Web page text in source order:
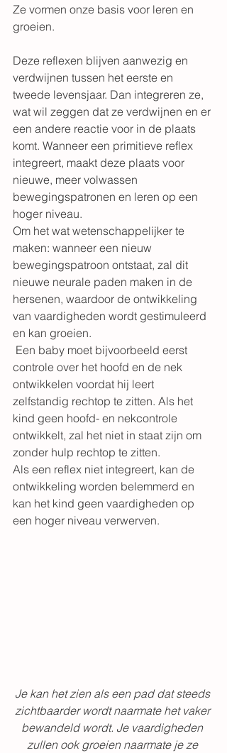
Ze vormen onze basis voor leren en
groeien.
Deze reflexen blijven aanwezig en
verdwijnen tussen het eerste en
tweede levensjaar. Dan integreren ze,
wat wil zeggen dat ze verdwijnen en er
een andere reactie voor in de plaats
komt. Wanneer een primitieve reflex
integreert, maakt deze plaats voor
nieuwe, meer volwassen
bewegingspatronen en leren op een
hoger niveau.
Om het wat wetenschappelijker te
maken: wanneer een nieuw
bewegingspatroon ontstaat, zal dit
nieuwe neurale paden maken in de
hersenen, waardoor de ontwikkeling
van vaardigheden wordt gestimuleerd
en kan groeien.
controle over het hoofd en de nek
ontwikkelen voordat hij leert
zelfstandig rechtop te zitten. Als het
kind geen hoofd- en nekcontrole
ontwikkelt, zal het niet in staat zijn om
zonder hulp rechtop te zitten.
Als een reflex niet integreert, kan de
ontwikkeling worden belemmerd en
kan het kind geen vaardigheden op
een hoger niveau verwerven.
Je kan het zien als een pad dat steeds
zichtbaarder wordt naarmate het vaker
bewandeld wordt. Je vaardigheden
zullen ook groeien naarmate je ze